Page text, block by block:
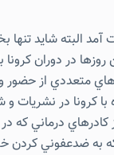
آمد البته شايد
روزها در دوران
متعددي از حضور
با كرونا در نشريات
درماني كه
كه به ضدعفوني كردن